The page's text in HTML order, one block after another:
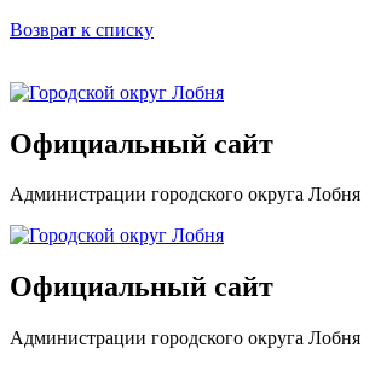
Возврат к списку
Официальный сайт
Администрации городского округа Лобня
Официальный сайт
Администрации городского округа Лобня